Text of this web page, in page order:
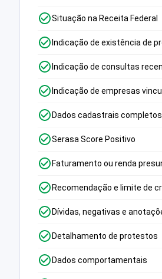
Situação na Receita Federal
Indicação de existência de
Indicação de consultas
Indicação de empresas
Dados cadastrais completos
Serasa Score Positivo
Faturamento ou renda
Recomendação e limite de
Dívidas, negativas e
Detalhamento de protestos
Dados comportamentais